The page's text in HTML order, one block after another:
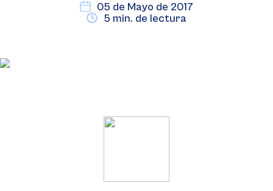
05 de Mayo de 2017
5 min. de lectura